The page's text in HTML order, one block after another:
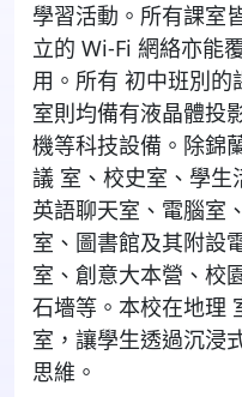
學習活動。所有課室
立的 Wi-Fi 網絡亦能
用。所有 初中班別
室則均備有液晶體投
機等科技設備。除錦
議 室、校史室、學生
英語聊天室、電腦室
室、圖書館及其附設
室、創意大本營、校
石墻等。本校在地理
室，讓學生透過沉浸
思維。